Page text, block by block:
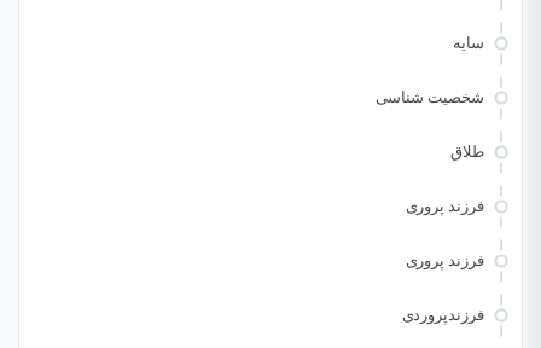
سایه
شخصیت شناسی
طلاق
فرزند پروری
فرزند پروری
فرزندپروردی